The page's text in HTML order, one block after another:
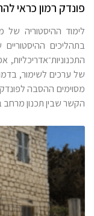
פונדק רמון כראי
לימוד ההיסטוריה של
בתהליכים
של ערכים לשימור,
מסוימים ההסבה
הקשר שבין תכנון מרחב